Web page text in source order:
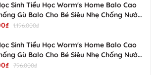
Sinh Tiểu Học Worm's Home Balo Cao
Gù Balo Cho Bé Siêu Nhẹ Chống Nước
- KimChi Kids -S34202
1.196.000₫
Sinh Tiểu Học Worm's Home Balo Cao
Gù Balo Cho Bé Siêu Nhẹ Chống Nước
- KimChi Kids - S00502
796.000₫